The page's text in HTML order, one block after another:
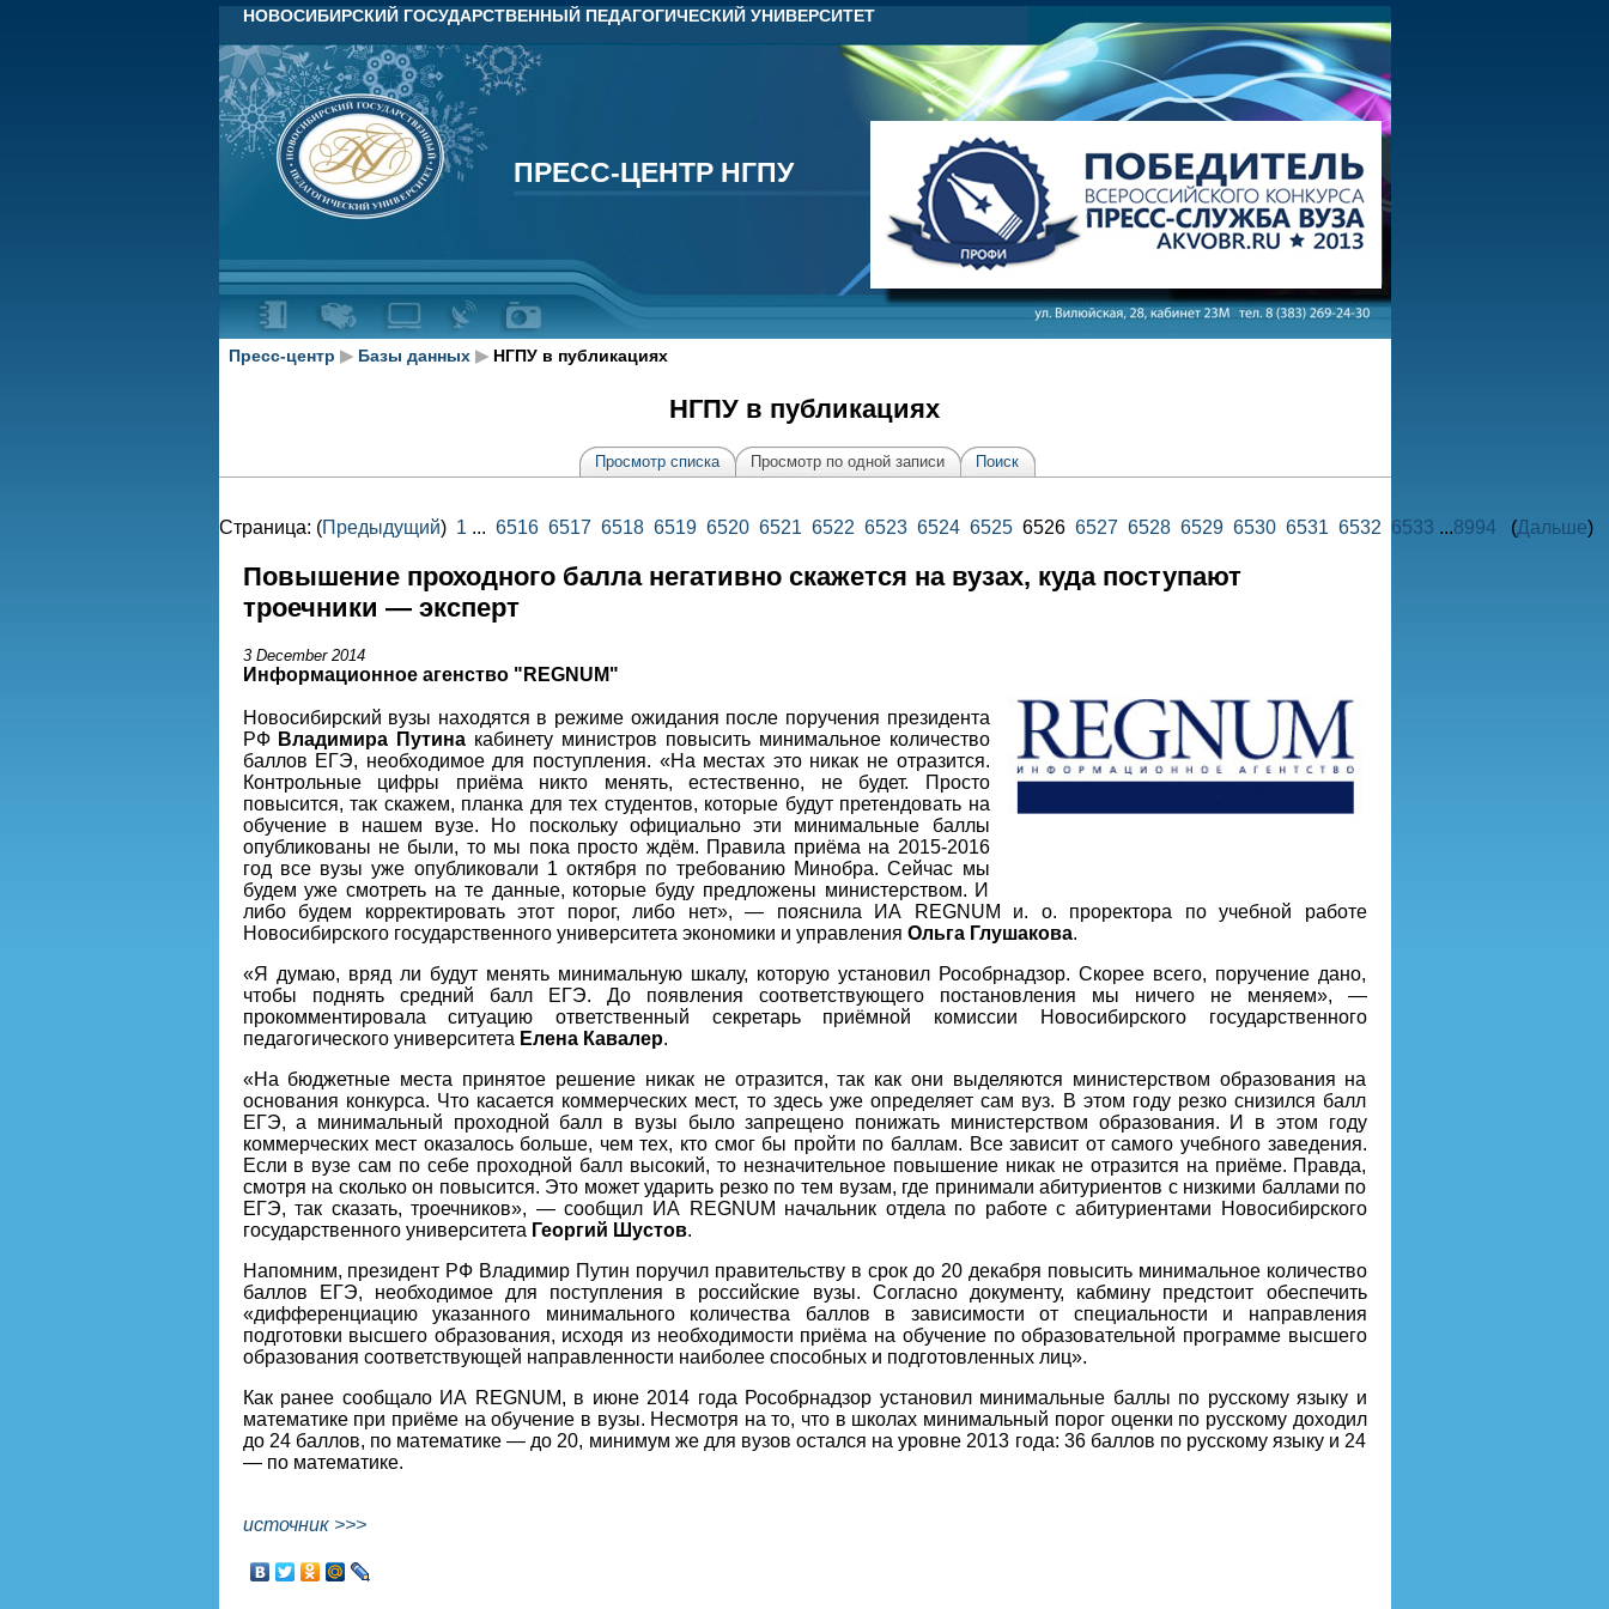
НОВОСИБИРСКИЙ ГОСУДАРСТВЕННЫЙ ПЕДАГОГИЧЕСКИЙ УНИВЕРСИТЕТ
ПРЕСС-ЦЕНТР НГПУ
ПРЕСС-ЦЕНТР НГПУ
Пресс-центр ▶ Базы данных ▶НГПУ в публикациях
НГПУ в публикациях
Просмотр списка Просмотр по одной записи Поиск
Страница: (Предыдущий) 1... 6516 6517 6518 6519 6520 6521 6522 6523 6524 65256526 6527 6528 6529 6530 6531 6532 6533 ...8994 (Дальше)
Повышение проходного балла негативно скажется на вузах, куда поступают
троечники — эксперт
3 December 2014
Информационное агенство "REGNUM"
Новосибирский вузы находятся в режиме ожидания после поручения президента
РФ Владимира Путина кабинету министров повысить минимальное количество
баллов ЕГЭ, необходимое для поступления. «На местах это никак не отразится.
Контрольные цифры приёма никто менять, естественно, не будет. Просто
повысится, так скажем, планка для тех студентов, которые будут претендовать на
обучение в нашем вузе. Но поскольку официально эти минимальные баллы
опубликованы не были, то мы пока просто ждём. Правила приёма на 2015-2016
год все вузы уже опубликовали 1 октября по требованию Минобра. Сейчас мы
будем уже смотреть на те данные, которые буду предложены министерством. И
либо будем корректировать этот порог, либо нет», — пояснила
ИА REGNUM и. о. проректора по учебной работе
Новосибирского государственного университета экономики и управления Ольга Глушакова.
«Я думаю, вряд ли будут менять минимальную шкалу, которую установил Рособрнадзор. Скорее всего, поручение дано,
чтобы поднять средний балл ЕГЭ. До появления соответствующего постановления мы ничего не меняем», —
прокомментировала ситуацию ответственный секретарь приёмной комиссии Новосибирского государственного
педагогического университета Елена Кавалер.
«На бюджетные места принятое решение никак не отразится, так как они выделяются министерством образования на
основания конкурса. Что касается коммерческих мест, то здесь уже определяет сам вуз. В этом году резко снизился балл
ЕГЭ, а минимальный проходной балл в вузы было запрещено понижать министерством образования. И в этом году
коммерческих мест оказалось больше, чем тех, кто смог бы пройти по баллам. Все зависит от самого учебного заведения.
Если в вузе сам по себе проходной балл высокий, то незначительное повышение никак не отразится на приёме. Правда,
смотря на сколько он повысится. Это может ударить резко по тем вузам, где принимали абитуриентов с низкими баллами по
ЕГЭ, так сказать, троечников», — сообщил ИА REGNUM начальник отдела по работе с абитуриентами Новосибирского
государственного университета Георгий Шустов.
Напомним, президент РФ Владимир Путин поручил правительству в срок до 20 декабря повысить минимальное количество
баллов ЕГЭ, необходимое для поступления в российские вузы. Согласно документу, кабмину предстоит обеспечить
«дифференциацию указанного минимального количества баллов в зависимости от специальности и направления
подготовки высшего образования, исходя из необходимости приёма на обучение по образовательной программе высшего
образования соответствующей направленности наиболее способных и подготовленных лиц».
Как ранее сообщало ИА REGNUM, в июне 2014 года Рособрнадзор установил минимальные баллы по русскому языку и
математике при приёме на обучение в вузы. Несмотря на то, что в школах минимальный порог оценки по русскому доходил
до 24 баллов, по математике — до 20, минимум же для вузов остался на уровне 2013 года: 36 баллов по русскому языку и 24
— по математике.
источник >>>